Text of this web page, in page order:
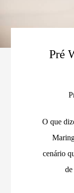
Pré
O que
cenário